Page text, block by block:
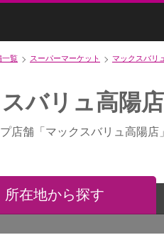
一覧 スーパーマーケット マックスバリュ
バリュ高陽店
店舗「マックスバリュ高陽店
所在地から探す